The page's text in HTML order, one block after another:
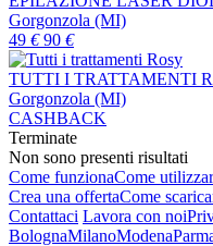
Gorgonzola (MI)
49 € 90 €
TUTTI I TRATTAMENTI
Gorgonzola (MI)
CASHBACK
Terminate
Non sono presenti risultati
Come funzionaCome
Crea una offertaCome
Contattaci Lavora con noi
BolognaMilanoModena